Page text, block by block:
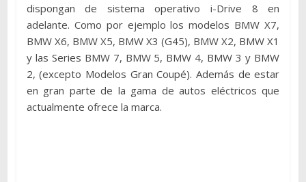
dispongan de sistema operativo i-Drive 8 en
adelante. Como por ejemplo los modelos BMW X7,
BMW X6, BMW X5, BMW X3 (G45), BMW X2, BMW X1
y las Series BMW 7, BMW 5, BMW 4, BMW 3 y BMW
2, (excepto Modelos Gran Coupé). Además de estar
en gran parte de la gama de autos eléctricos que
actualmente ofrece la marca.